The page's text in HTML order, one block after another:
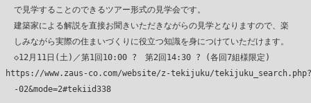
で見学することのできるツアー形式の見学会です。
建築家による解説を直接お聞きいただきながらの見学となりますので、楽
しみながら実際の住まいづくりに役立つ知識を身につけていただけます。
◇12月11日(土)／第1回10:00 ?　第2回14:30 ? (各回7組様限定)
https://www.zaus-co.com/website/z-tekijuku/
-02&mode=2#tekiid338